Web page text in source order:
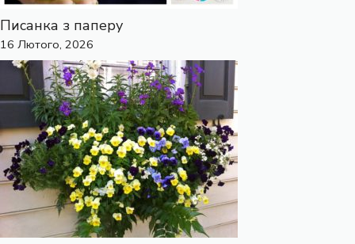
Писанка з паперу
16 Лютого, 2026